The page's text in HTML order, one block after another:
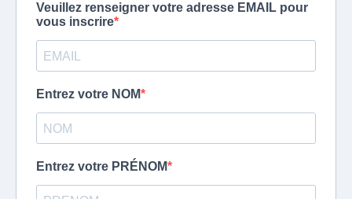
Veuillez renseigner votre adresse EMAIL pour
vous inscrire
Entrez votre NOM
Entrez votre PRÉNOM